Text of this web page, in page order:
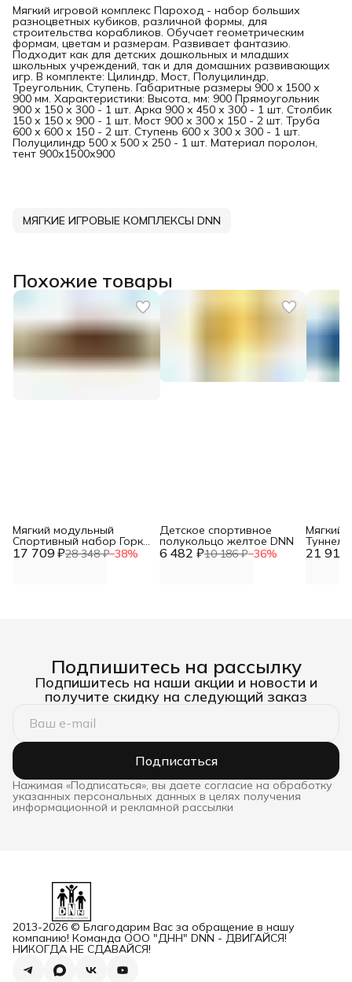
Мягкий игровой комплекс Пароход - набор больших
разноцветных кубиков, различной формы, для
строительства корабликов. Обучает геометрическим
формам, цветам и размерам. Развивает фантазию.
Подходит как для детских дошкольных и младших
школьных учреждений, так и для домашних развивающих
игр. В комплекте: Цилиндр, Мост, Полуцилиндр,
Треугольник, Ступень. Габаритные размеры 900 x 1500 х
900 мм. Характеристики: Высота, мм: 900 Прямоугольник
900 х 150 х 300 - 1 шт. Арка 900 х 450 х 300 - 1 шт. Столбик
150 х 150 х 900 - 1 шт. Мост 900 х 300 х 150 - 2 шт. Труба
600 х 600 х 150 - 2 шт. Ступень 600 х 300 х 300 - 1 шт.
Полуцилиндр 500 х 500 х 250 - 1 шт. Материал поролон,
тент 900х1500х900
МЯГКИЕ ИГРОВЫЕ КОМПЛЕКСЫ DNN
Похожие товары
17 709 ₽28 348 ₽−38%
Мягкий модульный
Спортивный набор Горка
+куб+ ступень с 6 482 ₽10 186 ₽−36%
Детское спортивное
полукольцо желтое DNN
21 918
Мягкий
секции)
Подпишитесь на рассылку
Подпишитесь на наши акции и новости и
получите скидку на следующий заказ
Подписаться
Нажимая «Подписаться», вы даете согласие на обработку
указанных персональных данных в целях получения
информационной и рекламной рассылки
2013-2026 © Благодарим Вас за обращение в нашу
компанию! Команда ООО "ДНН" DNN - ДВИГАЙСЯ!
НИКОГДА НЕ СДАВАЙСЯ!